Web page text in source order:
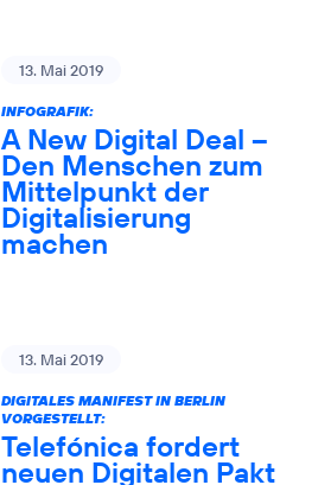
13. Mai 2019
INFOGRAFIK:
A New Digital Deal –
Den Menschen zum
Mittelpunkt der
Digitalisierung
machen
13. Mai 2019
DIGITALES MANIFEST IN BERLIN
VORGESTELLT:
Telefónica fordert
neuen Digitalen Pakt